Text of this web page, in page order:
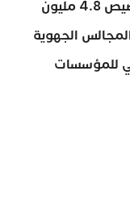
وفي إطار دعم التحول الرقمي، تم تخصيص 4.8 مليون
الجهوية
للمؤسسات